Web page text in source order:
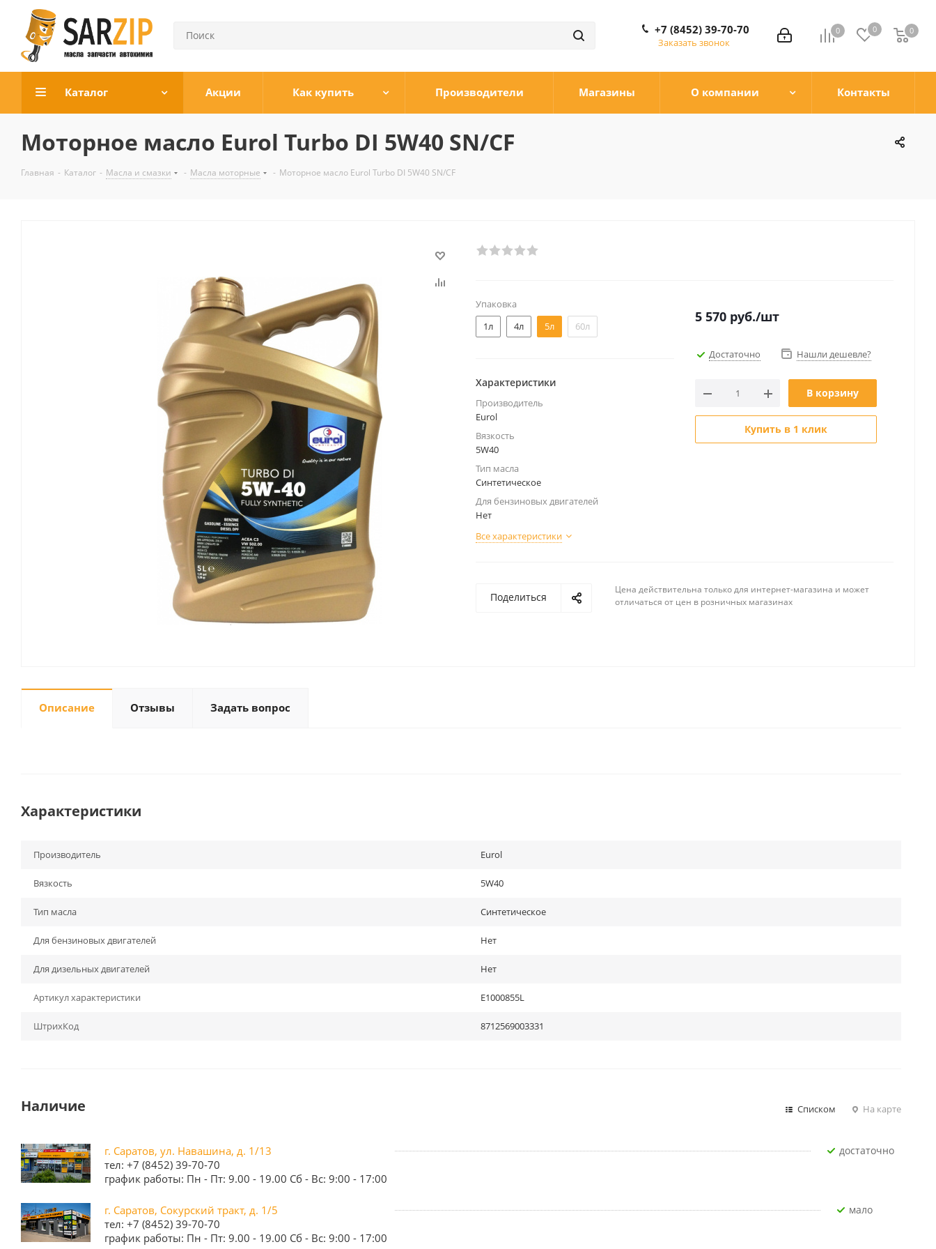
0 0 0
0
+7 (8452) 39-70-70
Заказать звонок
Каталог Акции Как купить Производители Магазины О компании Контакты
Моторное масло Eurol Turbo DI 5W40 SN/CF
Главная - Каталог - Масла и смазки - Масла моторные - Моторное масло Eurol Turbo DI 5W40 SN/CF
Упаковка
1л
4л 5л 60л
Характеристики
Производитель
Eurol
Вязкость
5W40
Тип масла
Синтетическое
Для бензиновых двигателей
Нет
Все характеристики
5 570 руб./шт
Достаточно Нашли дешевле?
В корзину
Купить в 1 клик
Поделиться
Цена действительна только для интернет-магазина и может
отличаться от цен в розничных магазинах
Описание Отзывы Задать вопрос
Характеристики
Производитель Eurol
Вязкость 5W40
Тип масла Синтетическое
Для бензиновых двигателей Нет
Для дизельных двигателей Нет
Артикул характеристики E1000855L
ШтрихКод 8712569003331
Наличие Списком На карте
г. Саратов, ул. Навашина, д. 1/13
тел: +7 (8452) 39-70-70
график работы: Пн - Пт: 9.00 - 19.00 Сб - Вс: 9:00 - 17:00
Достаточно
г. Саратов, Сокурский тракт, д. 1/5
тел: +7 (8452) 39-70-70
график работы: Пн - Пт: 9.00 - 19.00 Сб - Вс: 9:00 - 17:00
Мало